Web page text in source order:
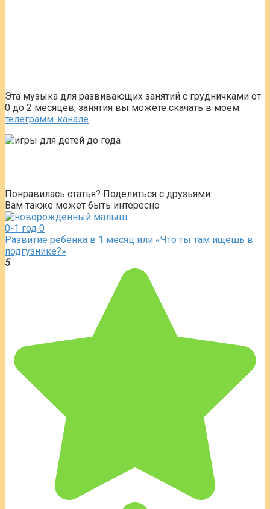
Эта музыка для развивающих занятий с грудничками от
0 до 2 месяцев, занятия вы можете скачать в моём
телеграмм-канале.
Понравилась статья? Поделиться с друзьями:
Вам также может быть интересно
0-1 год 0
Развитие ребенка в 1 месяц или «Что ты там ищешь в
подгузнике?»
5